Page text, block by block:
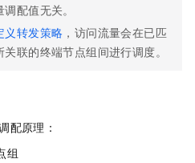
配值无关。
义转发策略 ，访问流量会在已匹
联的终端节点组间进行调度。
配原理：
组